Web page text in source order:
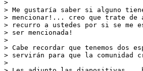
>
> Me gustaría saber si alguno
> mencionar!... creo que trate de
> recurro a ustedes por si se me
> ser mencionada!
>
> Cabe recordar que tenemos dos
> servirán para que la comunidad
>